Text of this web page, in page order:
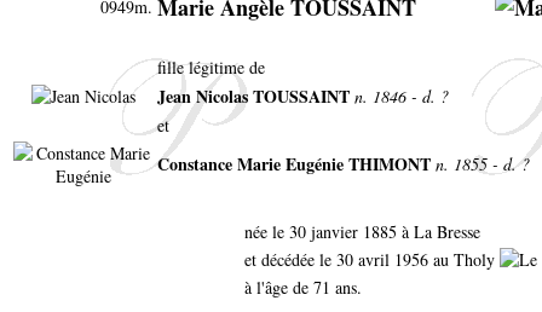
0949m. Marie Angèle TOUSSAINT
fille légitime de
Jean Nicolas TOUSSAINT n. 1846 - d. ?
et
Constance Marie Eugénie THIMONT n. 1855 - d. ?
née le 30 janvier 1885 à La Bresse
et décédée le 30 avril 1956 au Tholy
à l'âge de 71 ans.